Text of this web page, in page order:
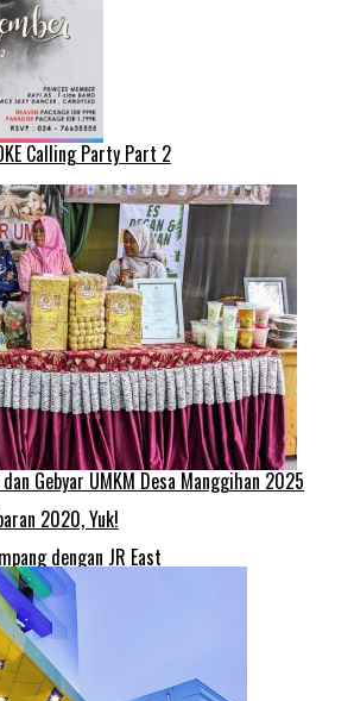
Calling Party Part 2
Gebyar UMKM Desa Manggihan 2025
2020, Yuk!
dengan JR East